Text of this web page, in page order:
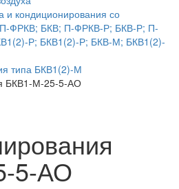
и кондиционирования со
ФРКВ; БКВ; П-ФРКВ-Р; БКВ-Р; П-
Р; БКВ1(2)-Р; БКВ-М; БКВ1(2)-
типа БКВ1(2)-М
БКВ1-М-25-5-АО
5-АО